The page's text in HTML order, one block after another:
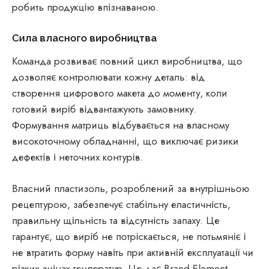
робить продукцію впізнаваною.
Сила власного виробництва
Команда розвиває повний цикл виробництва, що
дозволяє контролювати кожну деталь: від
створення цифрового макета до моменту, коли
готовий виріб відвантажують замовнику.
Формування матриць відбувається на власному
високоточному обладнанні, що виключає ризики
дефектів і неточних контурів.
Власний пластизоль, розроблений за внутрішньою
рецептурою, забезпечує стабільну еластичність,
правильну щільність та відсутність запаху. Це
гарантує, що виріб не потріскається, не потьмяніє і
не втратить форму навіть при активній експлуатації чи